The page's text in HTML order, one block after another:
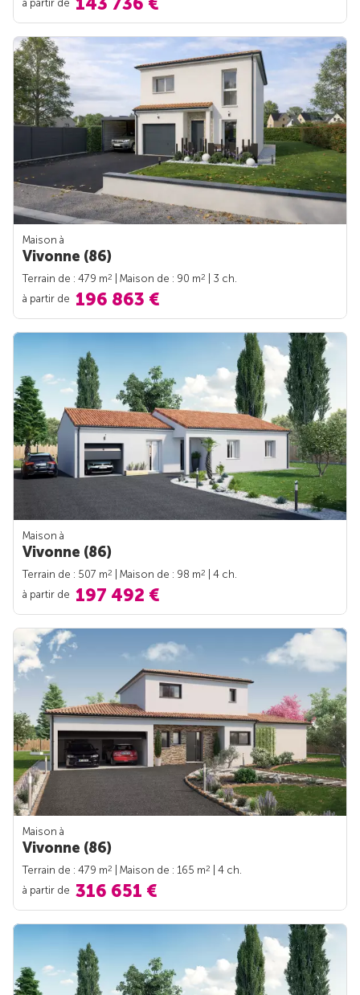
à partir de
Maison à
Vivonne (86)
Terrain de : 479 m2 | Maison de : 90 m2
| 3 ch.
à partir de 196 863 €
Maison à
Vivonne (86)
Terrain de : 507 m2 | Maison de : 98 m2
| 4 ch.
à partir de 197 492 €
Maison à
Vivonne (86)
Terrain de : 479 m2 | Maison de : 165 m2
| 4 ch.
à partir de 316 651 €